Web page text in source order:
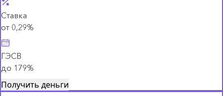
Ставка
от 0,29%
ГЭСВ
до 179%
Получить деньги